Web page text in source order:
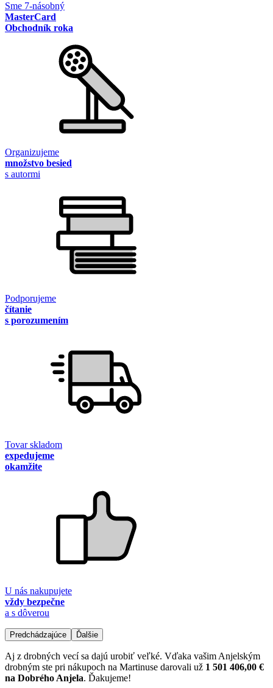
Sme 7-násobný
MasterCard
Obchodník roka
Organizujeme
množstvo besied
s autormi
Podporujeme
čítanie
s porozumením
Tovar skladom
expedujeme
okamžite
U nás nakupujete
vždy bezpečne
a s dôverou
Predchádzajúce Ďalšie
Aj z drobných vecí sa dajú urobiť veľké. Vďaka vašim Anjelským
drobným ste pri nákupoch na Martinuse darovali už 1 501 406,00 €
na Dobrého Anjela. Ďakujeme!